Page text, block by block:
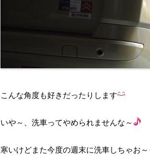
こんな角度も好きだったりします
いや～、洗車ってやめられませんな～
寒いけどまた今度の週末に洗車しちゃお